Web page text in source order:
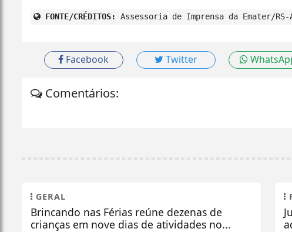
FONTE/CRÉDITOS: Assessoria de Imprensa da Emater/RS-
Facebook Twitter
Comentários:
GERAL
Brincando nas Férias reúne dezenas de
crianças em nove dias de atividades no...